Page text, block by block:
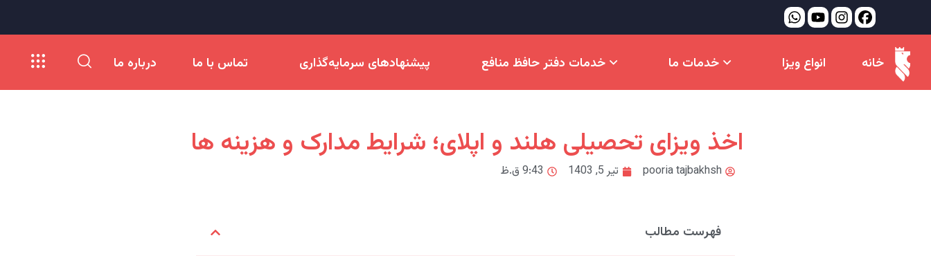
خانه انواع ویزا خدمات ما خدمات دفتر حافظ منافع پیشنهادهای سرمایه‌گذاری تماس با ما درباره ما
اخذ ویزای تحصیلی هلند و اپلای؛ شرایط مدارک و هزینه ها
pooria tajbakhsh تیر 5, 1403 9:43 ق.ظ
فهرست مطالب